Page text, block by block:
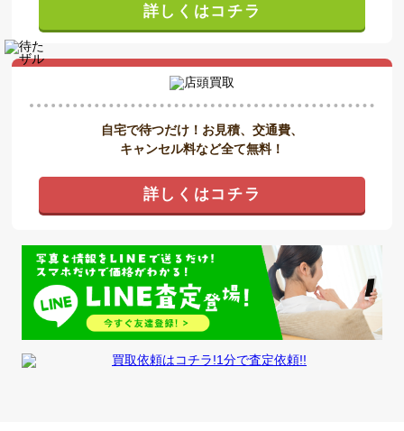
詳しくはコチラ
自宅で待つだけ！お見積、交通費、
キャンセル料など全て無料！
詳しくはコチラ